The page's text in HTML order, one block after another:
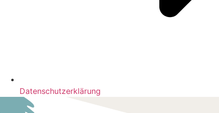
Datenschutzerklärung